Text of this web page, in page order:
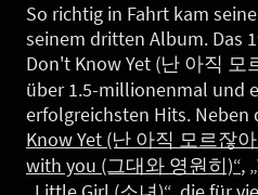
So richtig in Fahrt kam
seinem dritten Album. Das
Don't Know Yet (난 아직 모
über 1.5-millionenmal und
erfolgreichsten Hits. Neben
Know Yet (난 아직 모르잖
with you (그대와 영원히)“,